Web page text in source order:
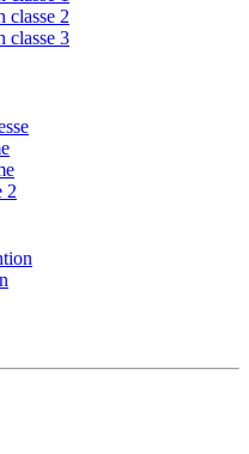
classe 2
classe 3
2